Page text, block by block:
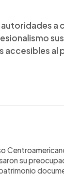
a
accesibles al
su